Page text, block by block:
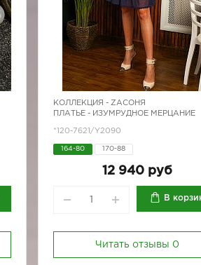
КОЛЛЕКЦИЯ -ZAСОНЯ
ПЛАТЬЕ - ИЗУМРУДНОЕ МЕРЦАНИЕ
*120-7621/Y2090
164-80 170-88
12 940 руб
В
Читать отзывы 0